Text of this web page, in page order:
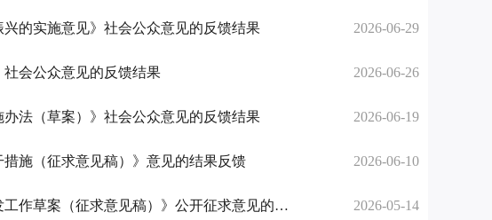
2026-06-29
的实施意见》社会公众意见的反馈结果
2026-06-26
会公众意见的反馈结果
2026-06-19
法（草案）》社会公众意见的反馈结果
2026-06-10
施（征求意见稿）》意见的结果反馈
2026-05-14
关于《城步苗族自治县行政区划调整户籍信息变更及证件换发工作草案（征求意见稿）》公开征求意见的反馈结果